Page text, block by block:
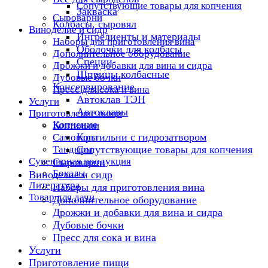
Сопутствующие товары для копчения
Сыроварни
Виноделие и сидр
Наборы для приготовления вина
Дополнительное оборудование
Дрожжи и добавки для вина и сидра
Дубовые бочки
Пресс для сока и вина
Услуги
Приготовление пищи
Коптильни
Самовары
Тандыры
Сувенирная продукция
Бокалы
Литература
Товар для дачи
Закваска
Колбасы, сыровял
Ингредиенты и материалы
Оболочки для колбасы
Специи
Шприцы колбасные
Консервирование
Автоклав ТЭН
Автоклавы
Копчение
Коптильни с гидрозатвором
Сопутствующие товары для копчения
Сыроварни
Виноделие и сидр
Наборы для приготовления вина
Дополнительное оборудование
Дрожжи и добавки для вина и сидра
Дубовые бочки
Пресс для сока и вина
Услуги
Приготовление пищи